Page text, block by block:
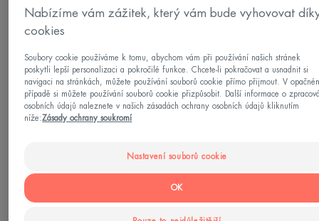
Vaše potřeba/-y
Vyrobeno v Francii
Díky přirozeně zklidňující termální vodě Avène a
Zklidňující krém SPF 30 zklidňuje, působí proti
Nabízíme vám zážitek, který vám bude vyhovovat
cookies
Soubory cookie používáme k tomu, abychom vám při používání našich stránek
poskytli lepší personalizaci a pokročilé funkce. Chcete-li pokračovat a usnadnit si
navigaci na stránkách, můžete používání souborů cookie přímo přijmout. V
případě si můžete používání souborů cookie přizpůsobit. Další informace o
osobních údajů naleznete v našich zásadách ochrany osobních údajů kliknutím
níže:Zásady ochrany soukromí
Nastavení souborů cookie
OK